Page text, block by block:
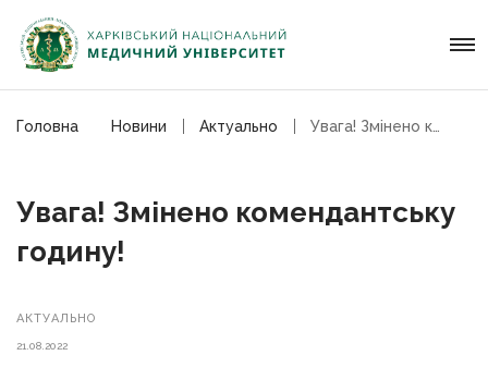
Головна Новини Актуально
Увага! Змінено комендантську
годину!
АКТУАЛЬНО
21.08.2022